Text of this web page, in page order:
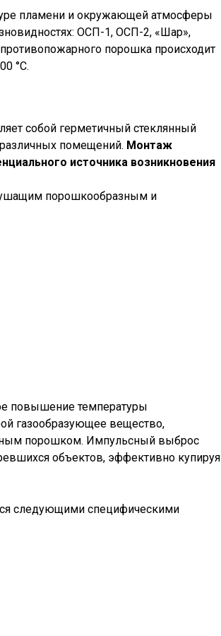
пламени и окружающей атмосферы
ОСП-1, ОСП-2, «Шар»,
порошка происходит
°C.
собой герметичный стеклянный
помещений. Монтаж
источника возникновения
порошкообразным и
повышение температуры
газообразующее вещество,
порошком. Импульсный выброс
объектов, эффективно купируя
следующими специфическими